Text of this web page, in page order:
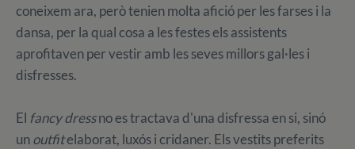
coneixem ara, però tenien molta afició per les farses i la
dansa, per la qual cosa a les festes els assistents
aprofitaven per vestir amb les seves millors gal·les i
disfresses.
El fancy dressno es tractava d'una disfressa en si, sinó
unoutfitelaborat, luxós i cridaner. Els vestits preferits